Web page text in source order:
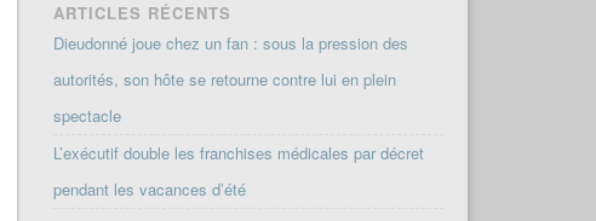
ARTICLES RÉCENTS
Dieudonné joue chez un fan : sous la pression des
autorités, son hôte se retourne contre lui en plein
spectacle
L’exécutif double les franchises médicales par décret
pendant les vacances d’été